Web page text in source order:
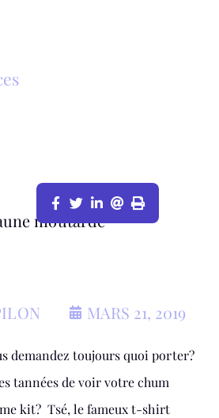
MARS 21, 2019
demandez toujours quoi porter?
tannées de voir votre chum
kit? Tsé, le fameux t-shirt